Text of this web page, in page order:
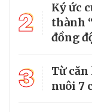
2
Ký ức
thành
đồng
3
Từ
nuôi 7